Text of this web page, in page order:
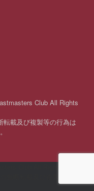
Club All Rights
転載及び複製等の行為は